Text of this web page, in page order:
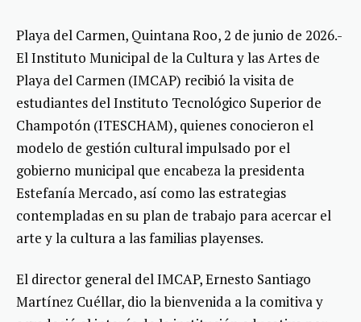
Playa del Carmen, Quintana Roo, 2 de junio de 2026.-
El Instituto Municipal de la Cultura y las Artes de
Playa del Carmen (IMCAP) recibió la visita de
estudiantes del Instituto Tecnológico Superior de
Champotón (ITESCHAM), quienes conocieron el
modelo de gestión cultural impulsado por el
gobierno municipal que encabeza la presidenta
Estefanía Mercado, así como las estrategias
contempladas en su plan de trabajo para acercar el
arte y la cultura a las familias playenses.
El director general del IMCAP, Ernesto Santiago
Martínez Cuéllar, dio la bienvenida a la comitiva y